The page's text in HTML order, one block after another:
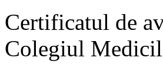
Certificatul de
Colegiul